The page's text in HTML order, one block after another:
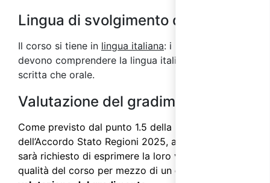
Lingua di svolgimento del corso
Il corso si tiene in lingua italiana: i partecipanti
devono comprendere la lingua italiana sia in forma
scritta che orale.
Valutazione del gradimento
Come previsto dal punto 1.5 della parte IV
dell’Accordo Stato Regioni 2025, ai partecipanti
sarà richiesto di esprimere la loro valutazione sulla
qualità del corso per mezzo di un questionario di